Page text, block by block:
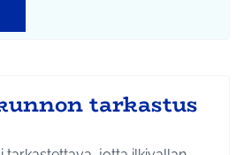
tarkastus